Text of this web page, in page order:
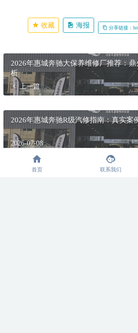
收藏 海报 分享链接：
2026年惠城奔驰大保养维修厂推荐：
析
上一篇
2026年惠城奔驰R级汽修指南：真实案
2026-07-08
首页 联系我们